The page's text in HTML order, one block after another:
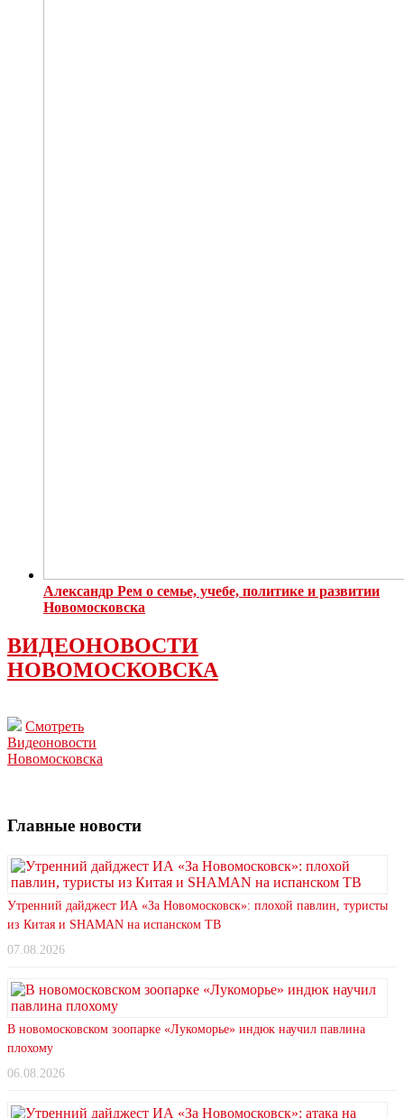
Александр Рем о семье, учебе, политике и развитии
Новомосковска
ВИДЕОНОВОСТИ
НОВОМОСКОВСКА
Смотреть
Видеоновости
Новомосковска
Главные новости
Утренний дайджест ИА «За Новомосковск»: плохой павлин, туристы
из Китая и SHAMAN на испанском ТВ
07.08.2026
В новомосковском зоопарке «Лукоморье» индюк научил павлина
плохому
06.08.2026